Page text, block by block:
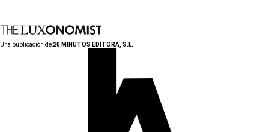
Una publicación de:20 MINUTOS EDITORA, S.L.